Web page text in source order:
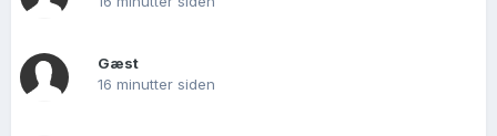
Gæst
16 minutter siden